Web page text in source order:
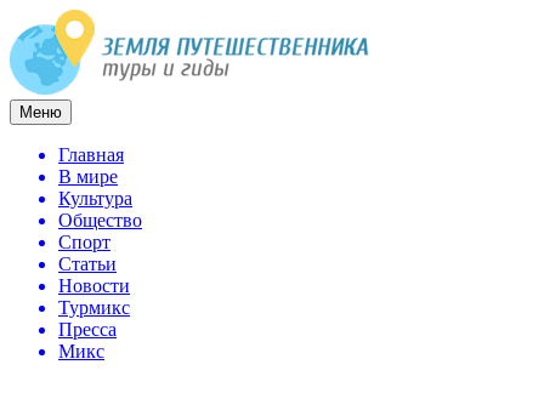
Меню
Главная
В мире
Культура
Общество
Спорт
Статьи
Новости
Турмикс
Пресса
Микс